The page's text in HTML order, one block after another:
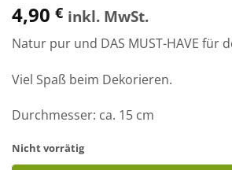
4,90 € inkl. MwSt.
Natur pur und DAS MUST-HAVE für
Viel Spaß beim Dekorieren.
Durchmesser: ca. 15 cm
Nicht vorrätig